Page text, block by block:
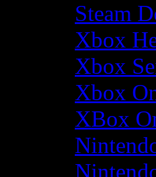
Steam
Xbox
Xbox
Xbox
XBox